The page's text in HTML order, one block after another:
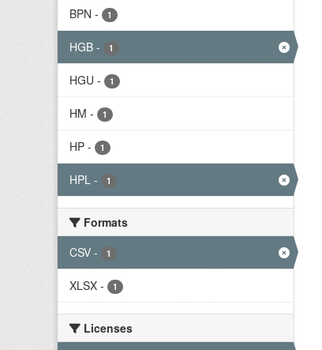
BPN - 1
HGB - 1
HGU - 1
HM - 1
HP - 1
HPL - 1
Formats
CSV - 1
XLSX - 1
Licenses